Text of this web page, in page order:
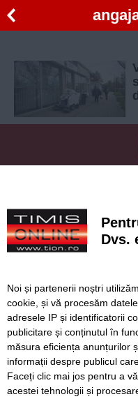
Politica
Dvs.
Noi și partenerii noștri
cookie, și vă procesăm
adresele IP și identificatorii
publicitare și conținutul în
măsura eficiența anunțurilor
informații despre publicul
Faceți clic mai jos pentru a
acestei tehnologii și